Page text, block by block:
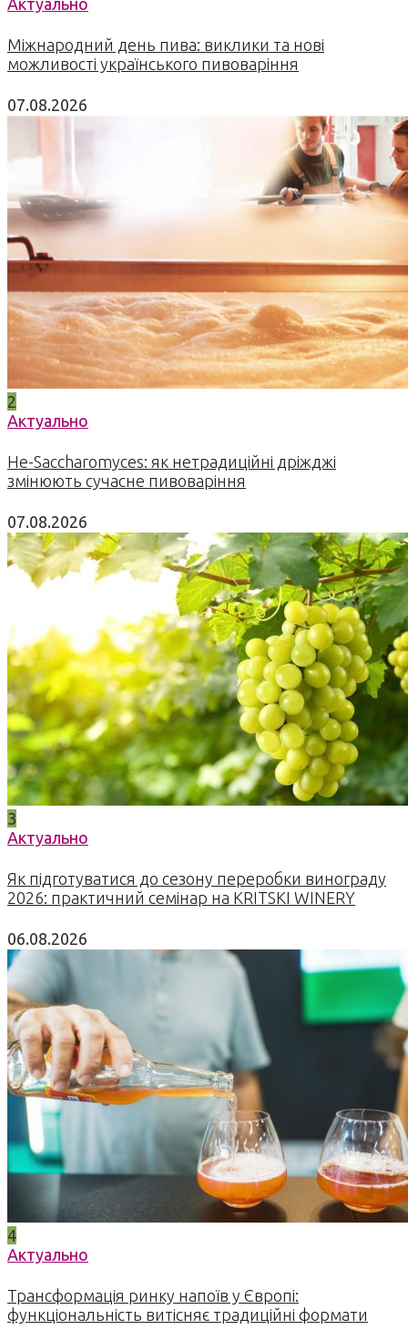
Актуально
Міжнародний день пива: виклики та нові
можливості українського пивоваріння
07.08.2026
2
Актуально
Не-Saccharomyces: як нетрадиційні дріжджі
змінюють сучасне пивоваріння
07.08.2026
3
Актуально
Як підготуватися до сезону переробки винограду
2026: практичний семінар на KRITSKI WINERY
06.08.2026
4
Актуально
Трансформація ринку напоїв у Європі:
функціональність витісняє традиційні формати